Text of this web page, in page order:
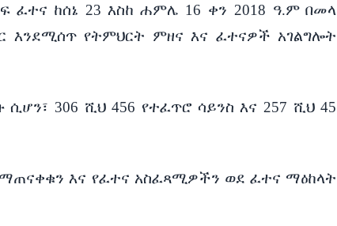
ፈተና ከሰኔ 23እስከ ሐምሌ 16 ቀን 2018 ዓ.ም በመላ
እንደሚሰጥ የትምህርት ምዘና እና ፈተናዎች አገልግሎት
ሲሆን፣ 306 ሺህ456 የተፈጥሮ ሳይንስ እና 257 ሺህ45
ማጠናቀቁን እና የፈተና አስፈጻሚዎችን ወደ ፈተና ማዕከላት